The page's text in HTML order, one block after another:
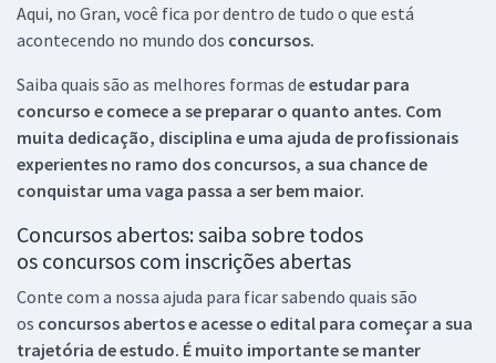
Aqui, no Gran, você fica por dentro de tudo o que está
acontecendo no mundo dos concursos.
Saiba quais são as melhores formas de estudar para
concurso e comece a se preparar o quanto antes. Com
muita dedicação, disciplina e uma ajuda de profissionais
experientes no ramo dos concursos, a sua chance de
conquistar uma vaga passa a ser bem maior.
Concursos abertos: saiba sobre todos
os concursos com inscrições abertas
Conte com a nossa ajuda para ficar sabendo quais são
os concursos abertos e acesse o edital para começar a sua
trajetória de estudo. É muito importante se manter